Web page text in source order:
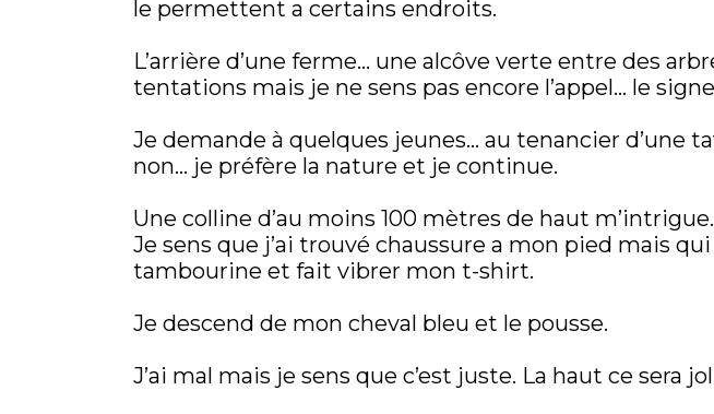
le permettent a certains endroits.
L’arrière d’une ferme… une alcôve verte entre des
tentations mais je ne sens pas encore l’appel… le
Je demande à quelques jeunes… au tenancier d’une
non… je préfère la nature et je continue.
Une colline d’au moins 100 mètres de haut
Je sens que j’ai trouvé chaussure a mon pied mais
tambourine et fait vibrer mon t-shirt.
Je descend de mon cheval bleu et le pousse.
J’ai mal mais je sens que c’est juste. La haut ce sera